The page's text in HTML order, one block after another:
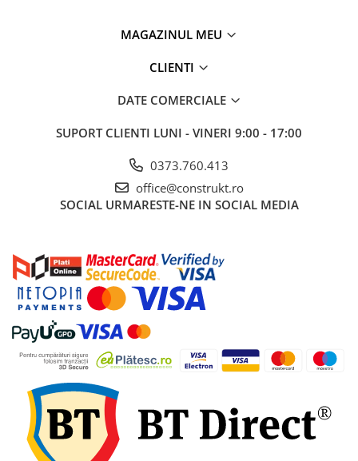
MAGAZINUL MEU
CLIENTI
DATE COMERCIALE
SUPORT CLIENTI LUNI - VINERI 9:00 - 17:00
0373.760.413
office@construkt.ro
SOCIAL URMARESTE-NE IN SOCIAL MEDIA